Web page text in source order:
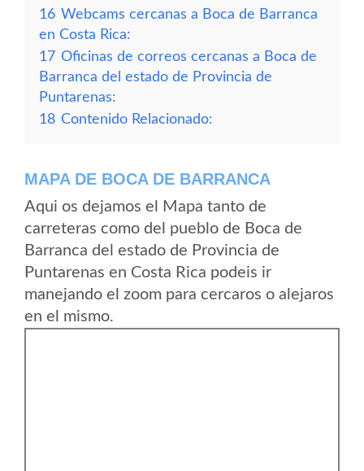
16 Webcams cercanas a Boca de Barranca
en Costa Rica:
17 Oficinas de correos cercanas a Boca de
Barranca del estado de Provincia de
Puntarenas:
18 Contenido Relacionado:
MAPA DE BOCA DE BARRANCA
Aqui os dejamos el Mapa tanto de
carreteras como del pueblo de Boca de
Barranca del estado de Provincia de
Puntarenas en Costa Rica podeis ir
manejando el zoom para cercaros o alejaros
en el mismo.